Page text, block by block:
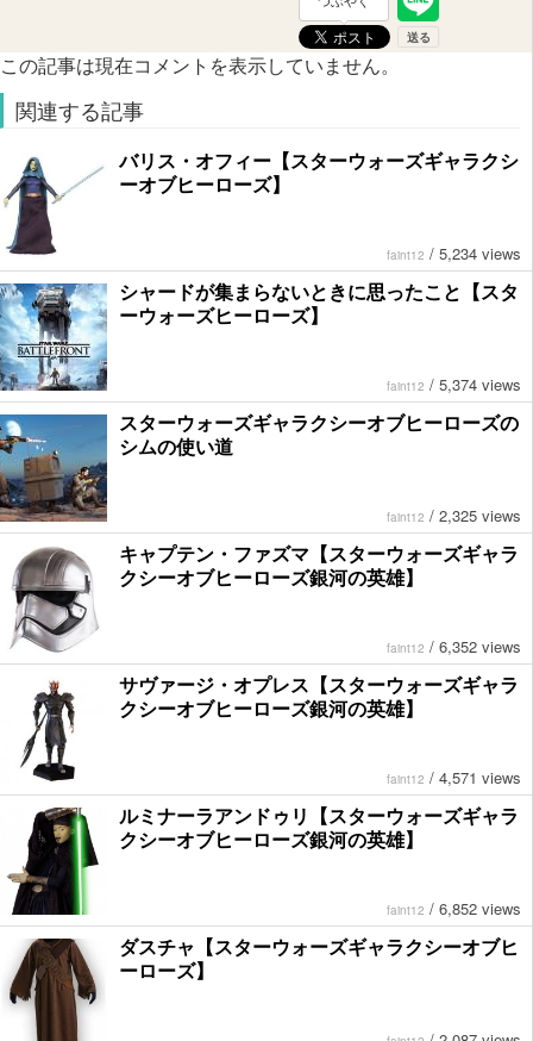
この記事は現在コメントを表示していません。
関連する記事
バリス・オフィー【スターウォーズギャラクシ
ーオブヒーローズ】
faint12 / 5,234 views
シャードが集まらないときに思ったこと【スタ
ーウォーズヒーローズ】
faint12 / 5,374 views
スターウォーズギャラクシーオブヒーローズの
シムの使い道
faint12 / 2,325 views
キャプテン・ファズマ【スターウォーズギャラ
クシーオブヒーローズ銀河の英雄】
faint12 / 6,352 views
サヴァージ・オプレス【スターウォーズギャラ
クシーオブヒーローズ銀河の英雄】
faint12 / 4,571 views
ルミナーラアンドゥリ【スターウォーズギャラ
クシーオブヒーローズ銀河の英雄】
faint12 / 6,852 views
ダスチャ【スターウォーズギャラクシーオブヒ
ーローズ】